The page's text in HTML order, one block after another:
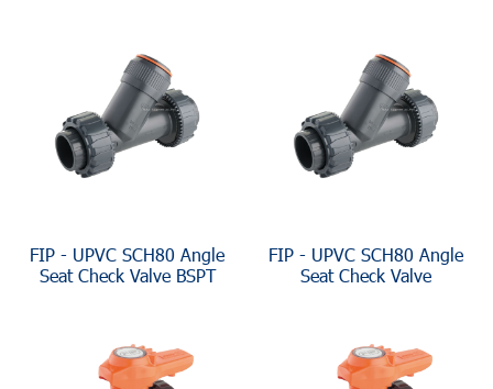
FIP - UPVC SCH80 Angle
Seat Check Valve BSPT
FIP - UPVC SCH80 Angle
Seat Check Valve